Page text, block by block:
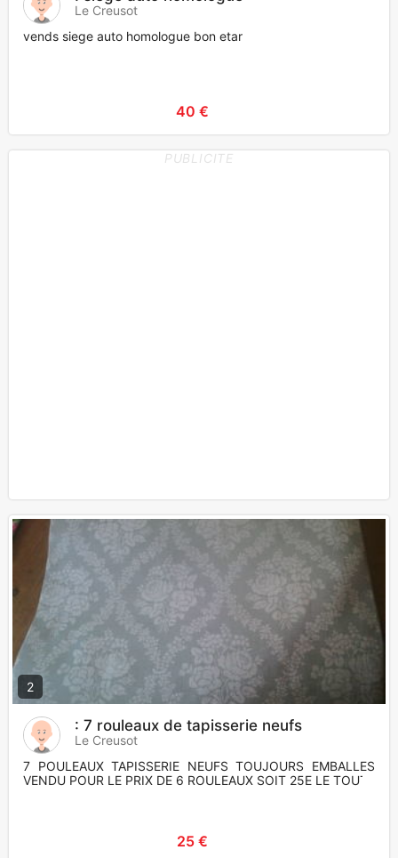
Le Creusot
vends siege auto homologue bon etar
40 €
PUBLICITE
2
: 7 rouleaux de tapisserie neufs
Le Creusot
7 POULEAUX TAPISSERIE NEUFS TOUJOURS EMBALLES
VENDU POUR LE PRIX DE 6 ROULEAUX SOIT 25E LE TOUT
25 €